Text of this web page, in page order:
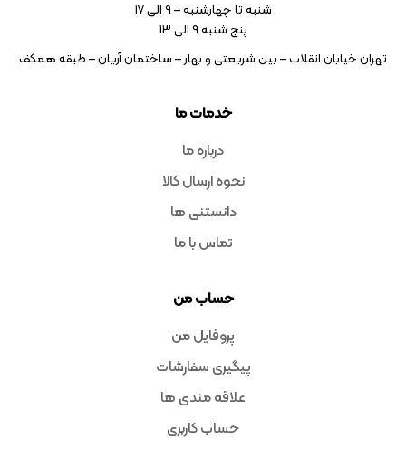
خدمات ما
درباره ما
نحوه ارسال کالا
دانستنی ها
تماس با ما
حساب من
پروفایل من
پیگیری سفارشات
علاقه مندی ها
حساب کاربری
شنبه تا چهارشنبه – ۹ الی 17
پنج شنبه ۹ الی 13
تهران خیابان انقلاب – بین شریعتی و بهار – ساختمان آریان – طبقه همکف